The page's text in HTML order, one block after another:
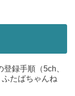
録手順（5ch、
たばちゃんね